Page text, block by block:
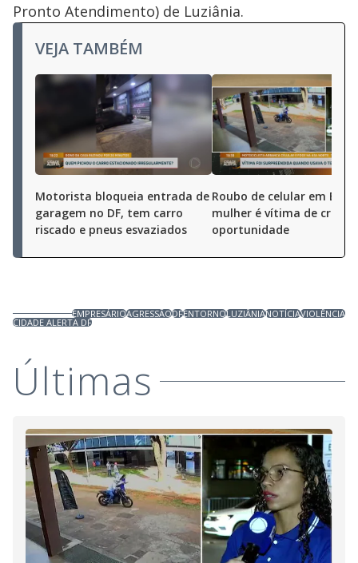
Pronto Atendimento) de Luziânia.
VEJA TAMBÉM
Motorista bloqueia entrada de
garagem no DF, tem carro
riscado e pneus esvaziados
Roubo de celular em
mulher é vítima de crime
oportunidade
EMPRESÁRIOAGRESSÃODFENTORNOLUZIÂNIANOTÍCIAVIOLÊNCIA
CIDADE ALERTA DF
Últimas